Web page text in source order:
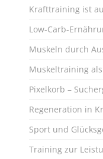
Krafttraining ist
Low-Carb-
Muskeln durch
Muskeltraining
Pixelkorb –
Regeneration in
Sport und
Training zur